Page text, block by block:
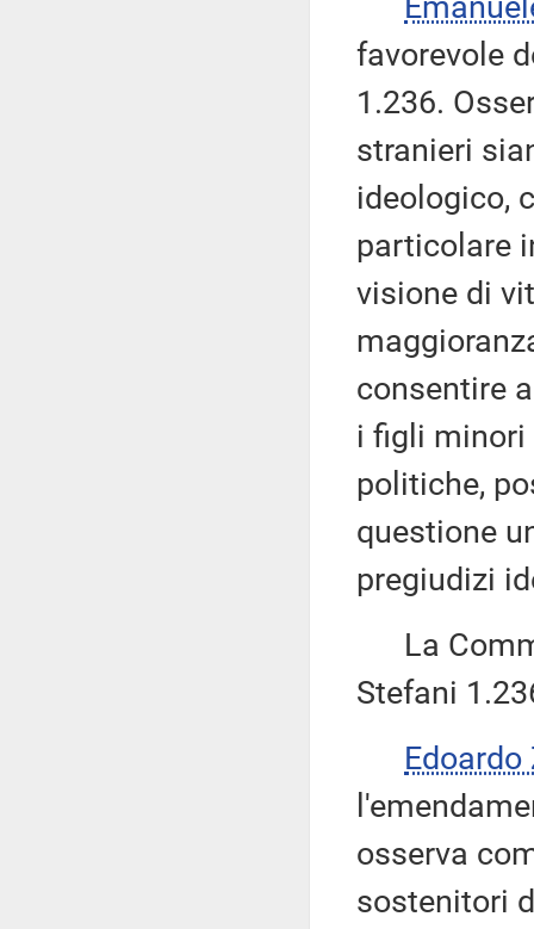
favorevole
1.236.
stranieri
ideologico,
particolare
visione di
consentire
i figli minori
politiche,
questione
pregiudizi
La
Stefani
Edoardo
osserva
sostenitori